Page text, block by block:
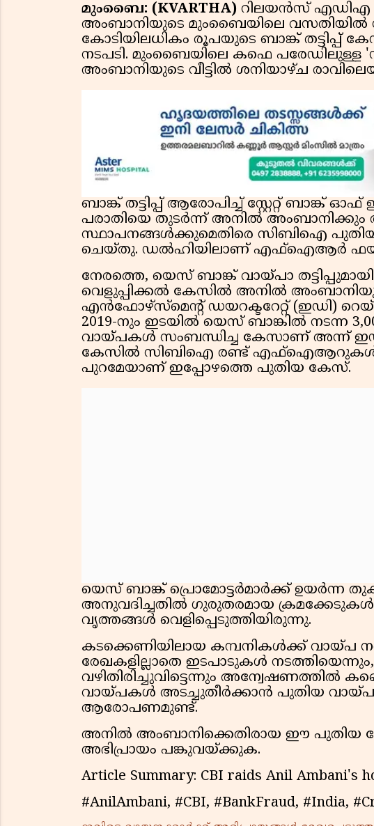
മുംബൈ: (KVARTHA) റിലയൻസ് എഡിഎ
അംബാനിയുടെ മുംബൈയിലെ വസതിയിൽ
കോടിയിലധികം രൂപയുടെ ബാങ്ക് തട്ടിപ്പ്
നടപടി. മുംബൈയിലെ കഫെ പരേഡിലുള്ള
അംബാനിയുടെ വീട്ടിൽ ശനിയാഴ്ച
ബാങ്ക് തട്ടിപ്പ് ആരോപിച്ച് സ്റ്റേറ്റ്
പരാതിയെ തുടർന്ന് അനിൽ അംബാനിക്കും
സ്ഥാപനങ്ങൾക്കുമെതിരെ സിബിഐ
ചെയ്തു. ഡൽഹിയിലാണ് എഫ്ഐആർ ഫയൽ
നേരത്തെ, യെസ് ബാങ്ക് വായ്പാ
വെളുപ്പിക്കൽ കേസിൽ അനിൽ
എൻഫോഴ്സ്മെന്റ് ഡയറക്ടറേറ്റ് (ഇഡി)
2019-നും ഇടയിൽ യെസ് ബാങ്കിൽ നടന്ന
വായ്പകൾ സംബന്ധിച്ച കേസാണ് അന്ന്
കേസിൽ സിബിഐ രണ്ട് എഫ്ഐആറുകൾ
പുറമേയാണ് ഇപ്പോഴത്തെ പുതിയ കേസ്.
യെസ് ബാങ്ക് പ്രൊമോട്ടർമാർക്ക് ഉയർന്ന
അനുവദിച്ചതിൽ ഗുരുതരമായ ക്രമക്കേടുകൾ
വൃത്തങ്ങൾ വെളിപ്പെടുത്തിയിരുന്നു.
കടക്കെണിയിലായ കമ്പനികൾക്ക് വായ്പ
രേഖകളില്ലാതെ ഇടപാടുകൾ
വഴിതിരിച്ചുവിട്ടെന്നും അന്വേഷണത്തിൽ
വായ്പകൾ അടച്ചുതീർക്കാൻ പുതിയ
ആരോപണമുണ്ട്.
അനിൽ അംബാനിക്കെതിരായ ഈ പുതിയ
അഭിപ്രായം പങ്കുവയ്ക്കുക.
Article Summary: CBI raids Anil Ambani's
#AnilAmbani, #CBI, #BankFraud, #India,